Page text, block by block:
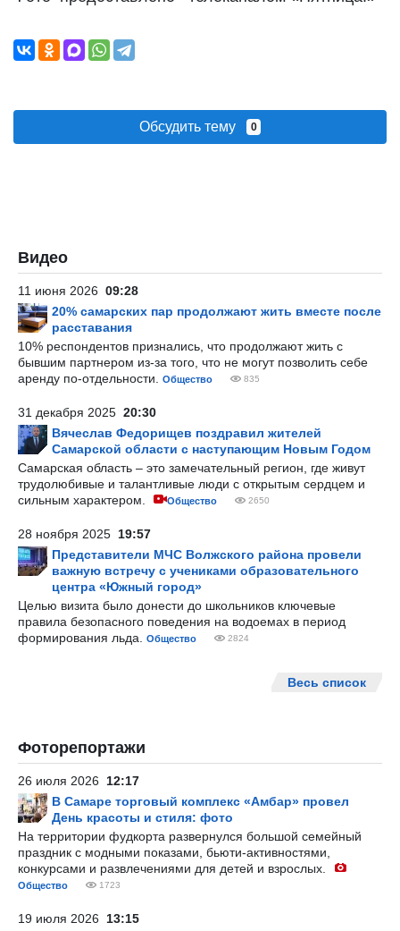
Обсудить тему 0
Видео
11 июня 2026 09:28
20% самарских пар продолжают жить вместе после
расставания
10% респондентов признались, что продолжают жить с
бывшим партнером из-за того, что не могут позволить себе
аренду по-отдельности.
Общество 835
31 декабря 2025 20:30
Вячеслав Федорищев поздравил жителей
Самарской области с наступающим Новым Годом
Самарская область – это замечательный регион, где живут
трудолюбивые и талантливые люди с открытым сердцем и
сильным характером.
Общество 2650
28 ноября 2025 19:57
Представители МЧС Волжского района провели
важную встречу с учениками образовательного
центра «Южный город»
Целью визита было донести до школьников ключевые
правила безопасного поведения на водоемах в период
формирования льда.
Общество 2824
Весь список
Фоторепортажи
26 июля 2026 12:17
В Самаре торговый комплекс «Амбар» провел
День красоты и стиля: фото
На территории фудкорта развернулся большой семейный
праздник с модными показами, бьюти-активностями,
конкурсами и развлечениями для детей и взрослых.
Общество 1723
19 июля 2026 13:15